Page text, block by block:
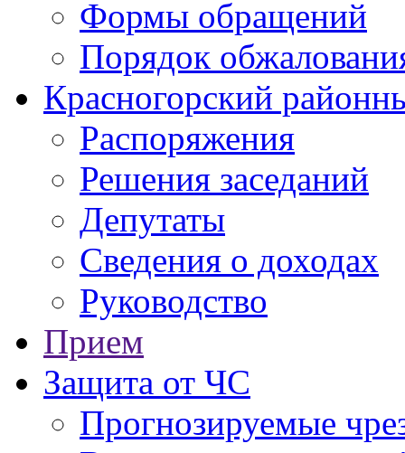
Формы обращений
Порядок
Красногорский
Распоряжения
Решения заседаний
Депутаты
Сведения о доходах
Руководство
Прием
Защита от ЧС
Прогнозируемые